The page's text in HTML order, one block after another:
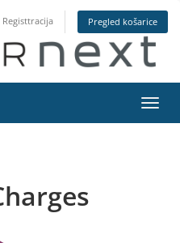
Registtracija Pregled košarice